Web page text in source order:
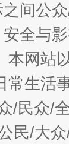
间公
全与
本网站
常生活
/民众/
民/大